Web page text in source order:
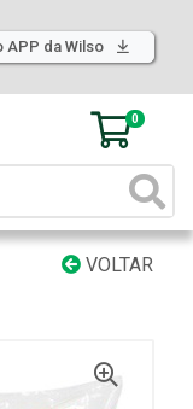
APP da Wilso
0
VOLTAR